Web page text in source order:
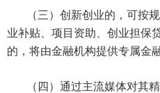
（三）创新创业的，可按
业补贴、项目资助、创业担保
的，将由金融机构提供专属金
（四）通过主流媒体对其